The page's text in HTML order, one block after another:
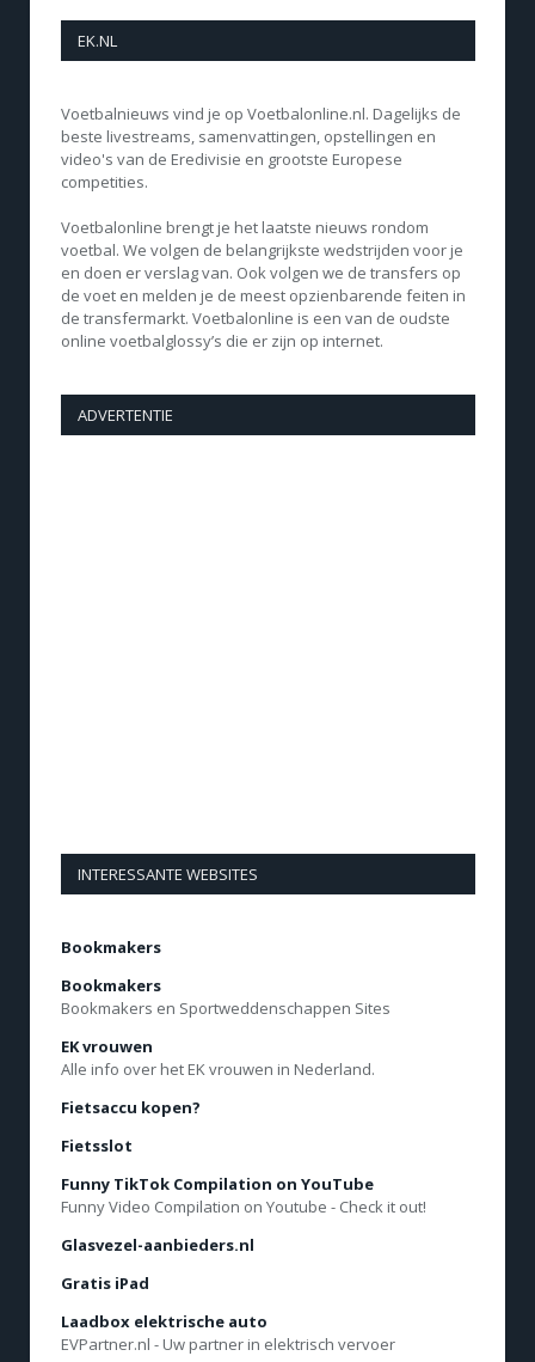
EK.NL
Voetbalnieuws vind je op Voetbalonline.nl. Dagelijks de
beste livestreams, samenvattingen, opstellingen en
video's van de Eredivisie en grootste Europese
competities.
Voetbalonline brengt je het laatste nieuws rondom
voetbal. We volgen de belangrijkste wedstrijden voor je
en doen er verslag van. Ook volgen we de transfers op
de voet en melden je de meest opzienbarende feiten in
de transfermarkt. Voetbalonline is een van de oudste
online voetbalglossy’s die er zijn op internet.
ADVERTENTIE
INTERESSANTE WEBSITES
Bookmakers
Bookmakers
Bookmakers en Sportweddenschappen Sites
EK vrouwen
Alle info over het EK vrouwen in Nederland.
Fietsaccu kopen?
Fietsslot
Funny TikTok Compilation on YouTube
Funny Video Compilation on Youtube - Check it out!
Glasvezel-aanbieders.nl
Gratis iPad
Laadbox elektrische auto
EVPartner.nl - Uw partner in elektrisch vervoer